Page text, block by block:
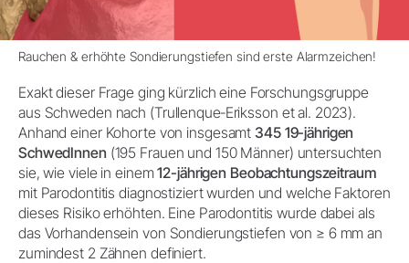
Rauchen & erhöhte Sondierungstiefen sind erste Alarmzeichen!
Exakt dieser Frage ging kürzlich eine Forschungsgruppe
aus Schweden nach (Trullenque‐Eriksson et al. 2023).
Anhand einer Kohorte von insgesamt345 19-jährigen
SchwedInnen (195 Frauen und 150 Männer) untersuchten
sie, wie viele in einem12-jährigen Beobachtungszeitraum
mit Parodontitis diagnostiziert wurden und welche Faktoren
dieses Risiko erhöhten. Eine Parodontitis wurde dabei als
das Vorhandensein von Sondierungstiefen von ≥ 6 mm an
zumindest 2 Zähnen definiert.